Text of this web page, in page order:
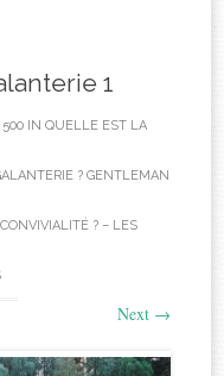
1
500IN QUELLE EST LA
? GENTLEMAN
? – LES
Next →